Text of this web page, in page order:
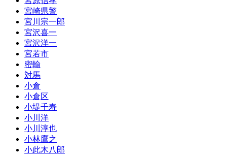
宮崎県警
宮川宗一郎
宮沢喜一
宮沢洋一
宮若市
密輸
対馬
小倉
小倉区
小堤千寿
小川洋
小川淳也
小林鷹之
小此木八郎